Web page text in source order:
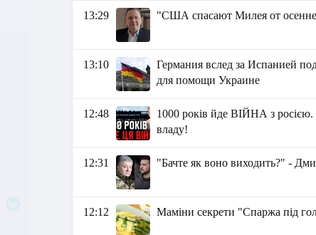
13:29 "США спасают Милея от
13:10
Германия вслед за Испанией
для помощи Украине
12:48
1000 років йде ВІЙНА з росією.
владу!
12:31 "Бачте як воно виходить?" -
12:12 Маміни секрети "Спаржа під